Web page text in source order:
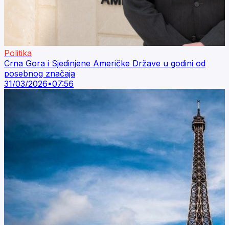
Politika
Crna Gora i Sjedinjene Američke Države u godini od
posebnog značaja
31/03/2026•07:56